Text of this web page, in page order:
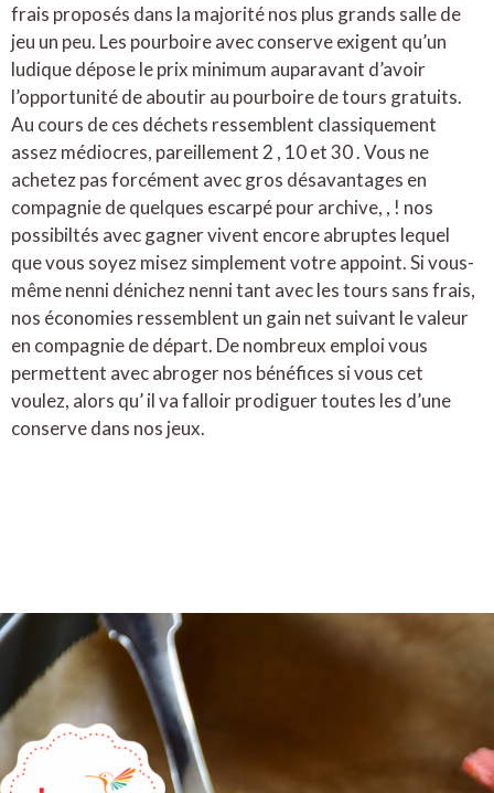
frais proposés dans la majorité nos plus grands salle de
jeu un peu. Les pourboire avec conserve exigent qu’un
ludique dépose le prix minimum auparavant d’avoir
l’opportunité de aboutir au pourboire de tours gratuits.
Au cours de ces déchets ressemblent classiquement
assez médiocres, pareillement 2 , 10 et 30 . Vous ne
achetez pas forcément avec gros désavantages en
compagnie de quelques escarpé pour archive, , ! nos
possibiltés avec gagner vivent encore abruptes lequel
que vous soyez misez simplement votre appoint. Si vous-
même nenni dénichez nenni tant avec les tours sans frais,
nos économies ressemblent un gain net suivant le valeur
en compagnie de départ. De nombreux emploi vous
permettent avec abroger nos bénéfices si vous cet
voulez, alors qu’ il va falloir prodiguer toutes les d’une
conserve dans nos jeux.